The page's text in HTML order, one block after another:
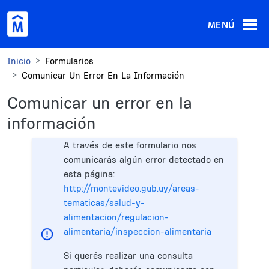
MENÚ
Inicio
Formularios
Comunicar Un Error En La Información
Comunicar un error en la
información
A través de este formulario nos
comunicarás algún error detectado en
esta página:
http://montevideo.gub.uy/areas-
tematicas/salud-y-
alimentacion/regulacion-
alimentaria/inspeccion-alimentaria
Si querés realizar una consulta